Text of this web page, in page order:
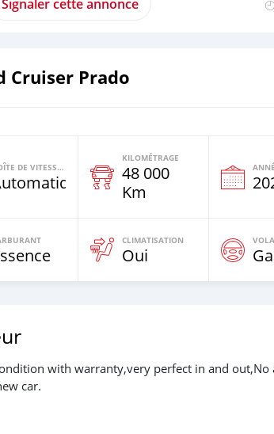
Signaler cette annonce
Cruiser Prado
BOÎTE DE VITESSES
KILOMÉTRAGE
48 000
Km
CLIMATISATION
Oui
with warranty,very perfect in and out,No
car.